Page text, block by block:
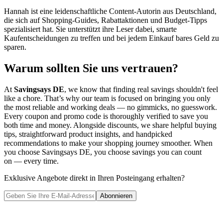
Hannah ist eine leidenschaftliche Content-Autorin aus Deutschland,
die sich auf Shopping-Guides, Rabattaktionen und Budget-Tipps
spezialisiert hat. Sie unterstützt ihre Leser dabei, smarte
Kaufentscheidungen zu treffen und bei jedem Einkauf bares Geld zu
sparen.
Warum sollten Sie uns vertrauen?
At Savingsays DE, we know that finding real savings shouldn't feel
like a chore. That’s why our team is focused on bringing you only
the most reliable and working deals — no gimmicks, no guesswork.
Every coupon and promo code is thoroughly verified to save you
both time and money. Alongside discounts, we share helpful buying
tips, straightforward product insights, and handpicked
recommendations to make your shopping journey smoother. When
you choose Savingsays DE, you choose savings you can count
on — every time.
Exklusive Angebote direkt in Ihren Posteingang erhalten?
Abonnieren